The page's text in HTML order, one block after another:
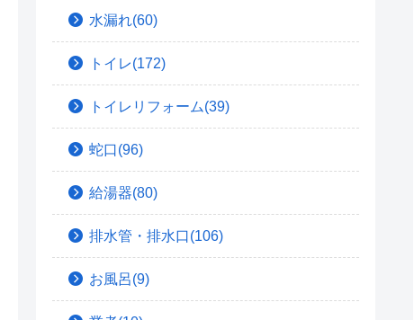
水漏れ(60)
トイレ(172)
トイレリフォーム(39)
蛇口(96)
給湯器(80)
排水管・排水口(106)
お風呂(9)